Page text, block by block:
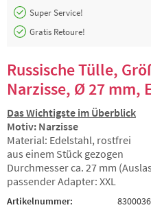
Super Service!
Gratis Retoure!
Russische Tülle,
Narzisse, Ø 27 mm,
Das Wichtigste im Überblick
Motiv: Narzisse
Material: Edelstahl, rostfrei
aus einem Stück gezogen
Durchmesser ca. 27 mm
passender Adapter: XXL
Artikelnummer: